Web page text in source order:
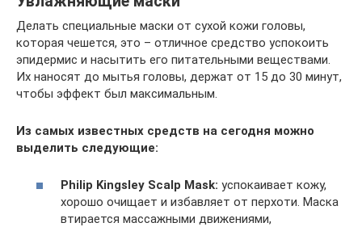
Делать специальные маски от сухой кожи головы,
которая чешется, это – отличное средство успокоить
эпидермис и насытить его питательными веществами.
Их наносят до мытья головы, держат от 15 до 30 минут,
чтобы эффект был максимальным.
Из самых известных средств на сегодня можно
выделить следующие:
Philip Kingsley Scalp Mask: успокаивает кожу,
хорошо очищает и избавляет от перхоти. Маска
втирается массажными движениями,